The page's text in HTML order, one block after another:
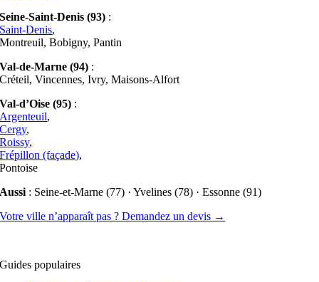
Seine-Saint-Denis (93) :
Saint-Denis,
Montreuil, Bobigny, Pantin
Val-de-Marne (94) :
Créteil, Vincennes, Ivry, Maisons-Alfort
Val-d’Oise (95) :
Argenteuil,
Cergy,
Roissy,
Frépillon (façade),
Pontoise
Aussi: Seine-et-Marne (77) · Yvelines (78) · Essonne (91)
Votre ville n’apparaît pas ? Demandez un devis →
Guides populaires